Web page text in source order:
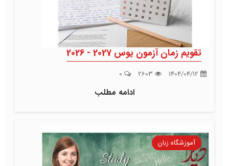
تقویم زمان آزمون یوس 2027 - 2026
ادامه مطلب
آموزشگاه زبان